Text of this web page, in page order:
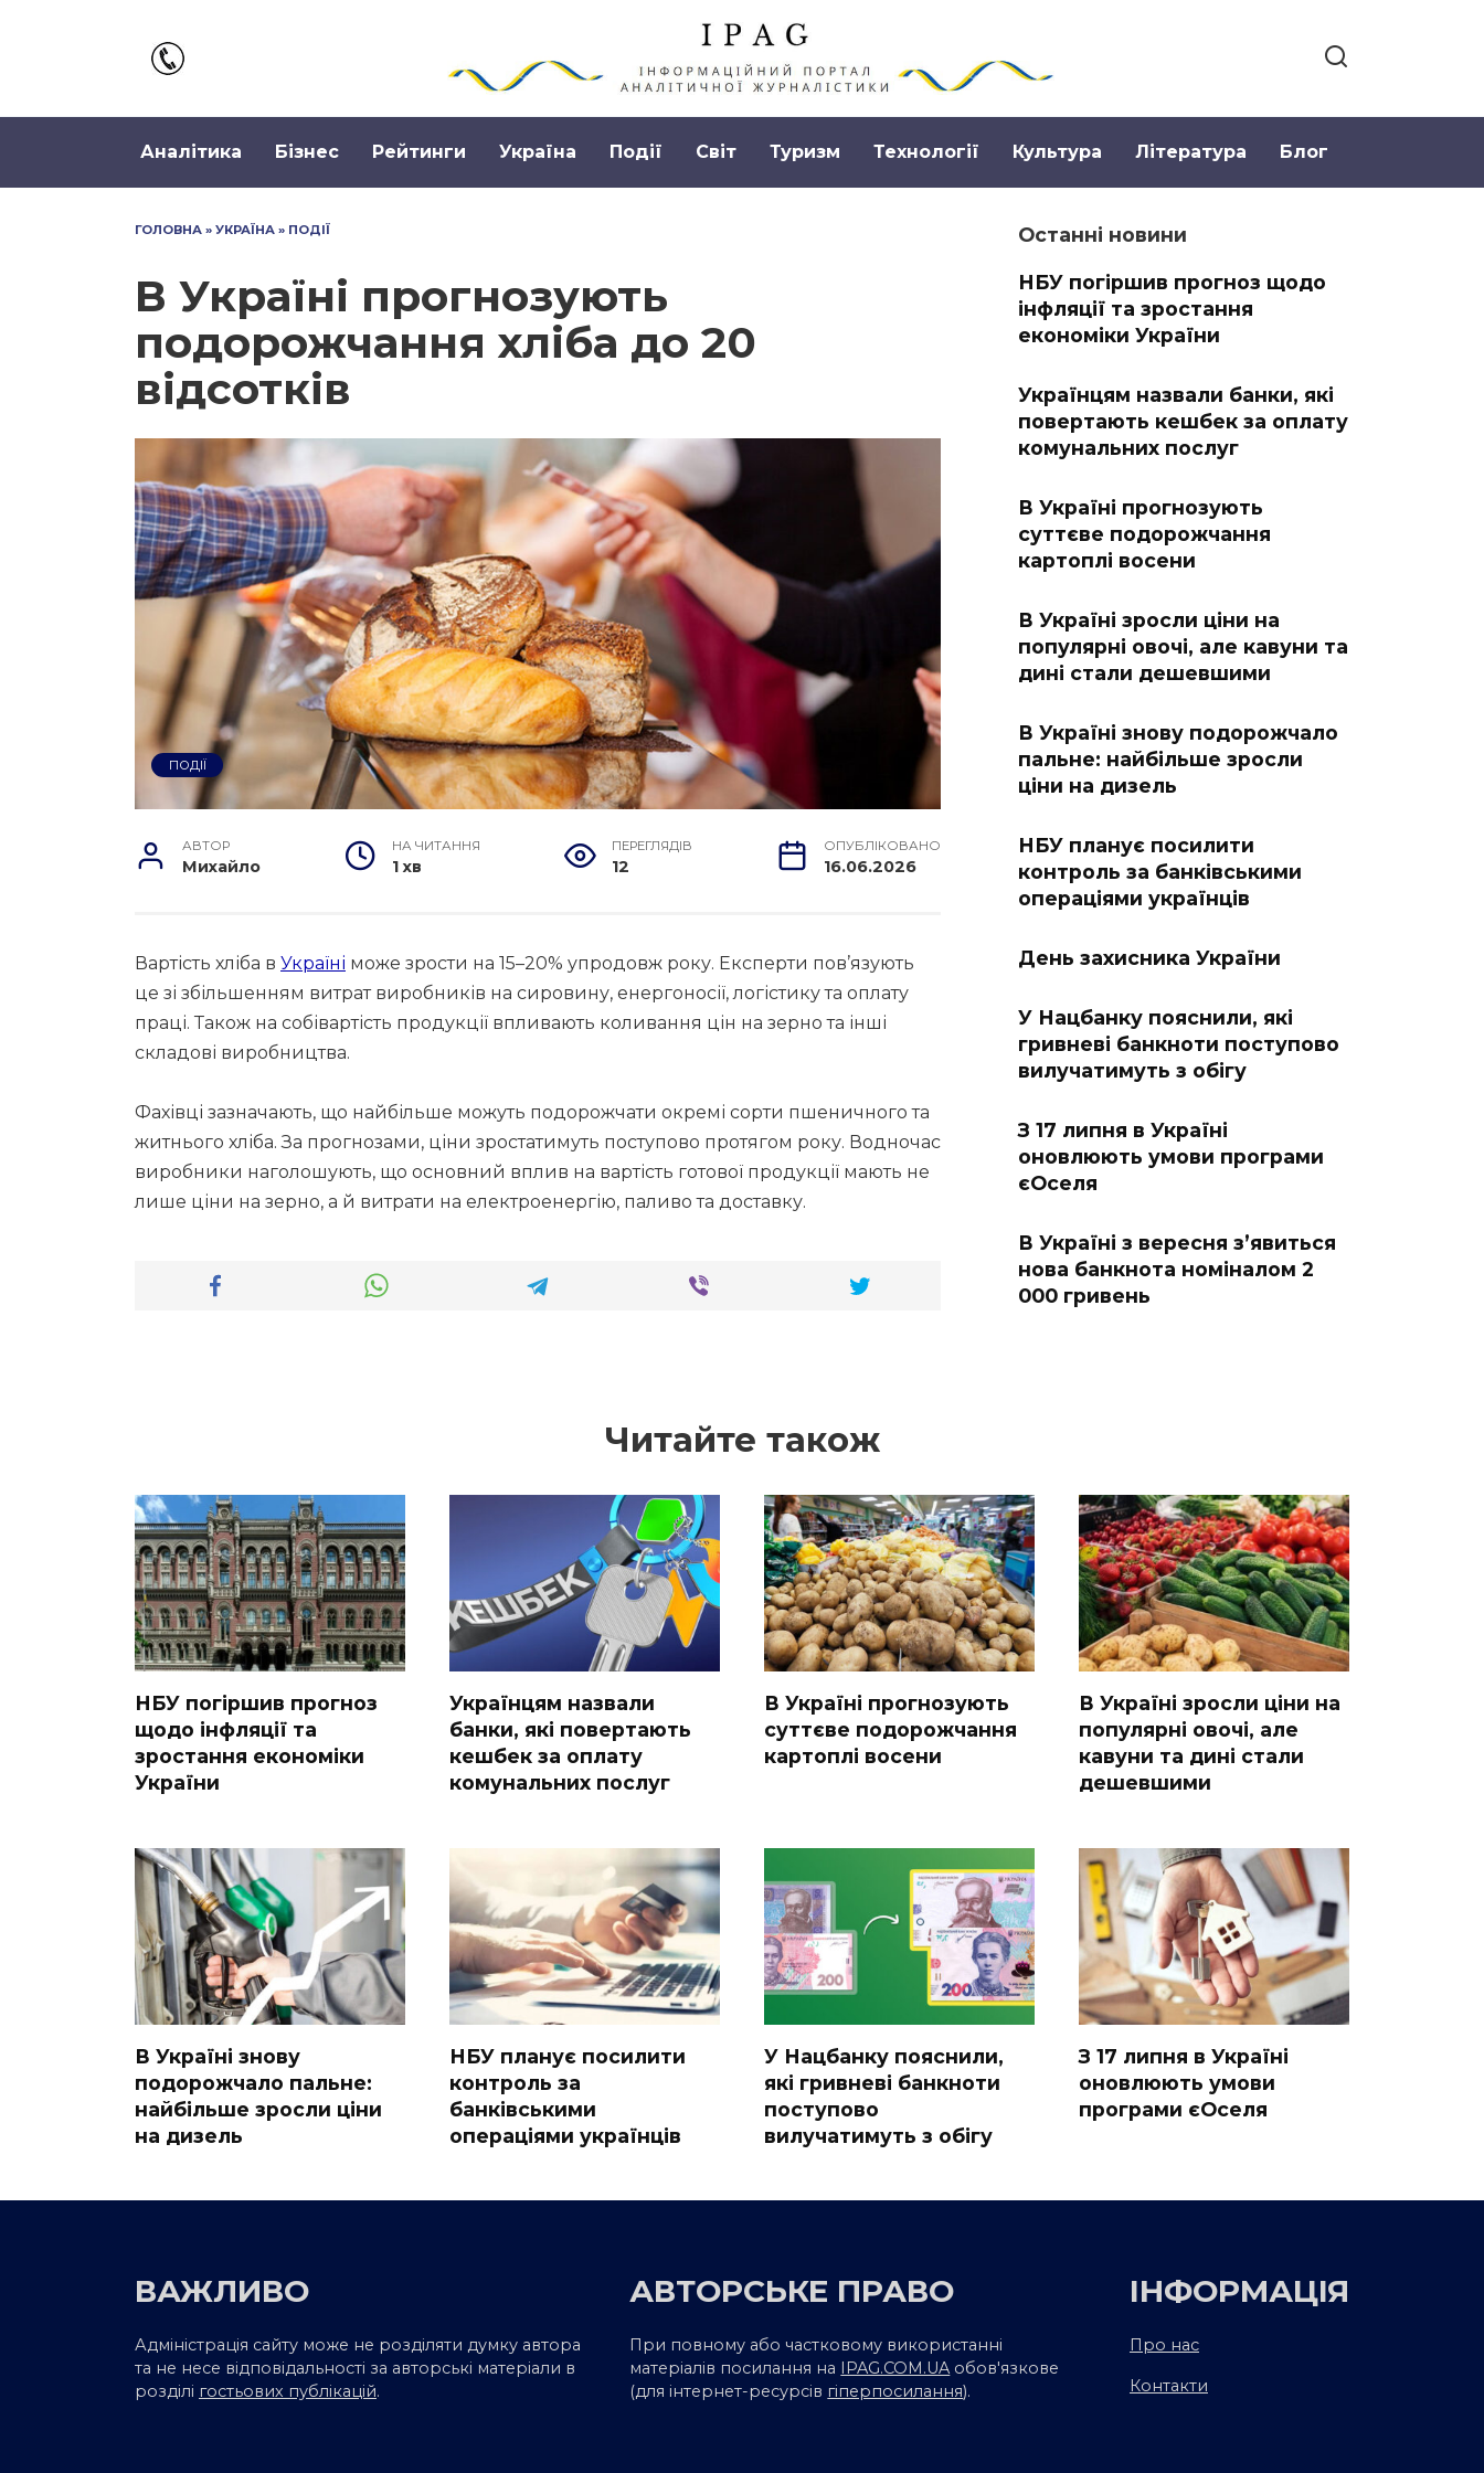
Аналітика Бізнес Рейтинги Україна Події Світ Туризм Технології Культура Література Блог
ГОЛОВНА » УКРАЇНА » ПОДІЇ
В Україні прогнозують
подорожчання хліба до 20
відсотків
ПОДІЇ
АВТОР
Михайло
НА ЧИТАННЯ
1 хв
ПЕРЕГЛЯДІВ
12
ОПУБЛІКОВАНО
16.06.2026
Вартість хліба в Україні може зрости на 15–20% упродовж року. Експерти пов’язують
це зі збільшенням витрат виробників на сировину, енергоносії, логістику та оплату
праці. Також на собівартість продукції впливають коливання цін на зерно та інші
складові виробництва.
Фахівці зазначають, що найбільше можуть подорожчати окремі сорти пшеничного та
житнього хліба. За прогнозами, ціни зростатимуть поступово протягом року. Водночас
виробники наголошують, що основний вплив на вартість готової продукції мають не
лише ціни на зерно, а й витрати на електроенергію, паливо та доставку.
Останні новини
НБУ погіршив прогноз щодо
інфляції та зростання
економіки України
Українцям назвали банки, які
повертають кешбек за оплату
комунальних послуг
В Україні прогнозують
суттєве подорожчання
картоплі восени
В Україні зросли ціни на
популярні овочі, але кавуни та
дині стали дешевшими
В Україні знову подорожчало
пальне: найбільше зросли
ціни на дизель
НБУ планує посилити
контроль за банківськими
операціями українців
День захисника України
У Нацбанку пояснили, які
гривневі банкноти поступово
вилучатимуть з обігу
З 17 липня в Україні
оновлюють умови програми
єОселя
В Україні з вересня з’явиться
нова банкнота номіналом 2
000 гривень
Читайте також
НБУ погіршив прогноз
щодо інфляції та
зростання економіки
України
Українцям назвали
банки, які повертають
кешбек за оплату
комунальних послуг
В Україні прогнозують
суттєве подорожчання
картоплі восени
В Україні зросли ціни на
популярні овочі, але
кавуни та дині стали
дешевшими
В Україні знову
подорожчало пальне:
найбільше зросли ціни
на дизель
НБУ планує посилити
контроль за
банківськими
операціями українців
У Нацбанку пояснили,
які гривневі банкноти
поступово
вилучатимуть з обігу
З 17 липня в Україні
оновлюють умови
програми єОселя
ВАЖЛИВО
Адміністрація сайту може не розділяти думку автора
та не несе відповідальності за авторські матеріали в
розділі гостьових публікацій.
АВТОРСЬКЕ ПРАВО
При повному або частковому використанні
матеріалів посилання на IPAG.COM.UA обов'язкове
(для інтернет-ресурсів гіперпосилання).
ІНФОРМАЦІЯ
Про нас
Контакти